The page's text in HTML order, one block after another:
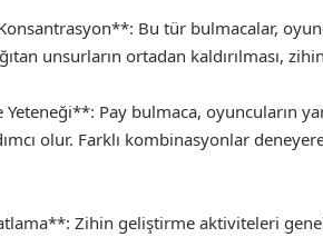
Bu tür bulmacalar,
unsurların ortadan kaldırılması,
Pay bulmaca, oyuncuların
olur. Farklı kombinasyonlar
Zihin geliştirme aktiviteleri